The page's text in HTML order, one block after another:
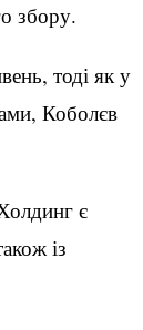
збору.
тоді як у
Коболєв
є
із